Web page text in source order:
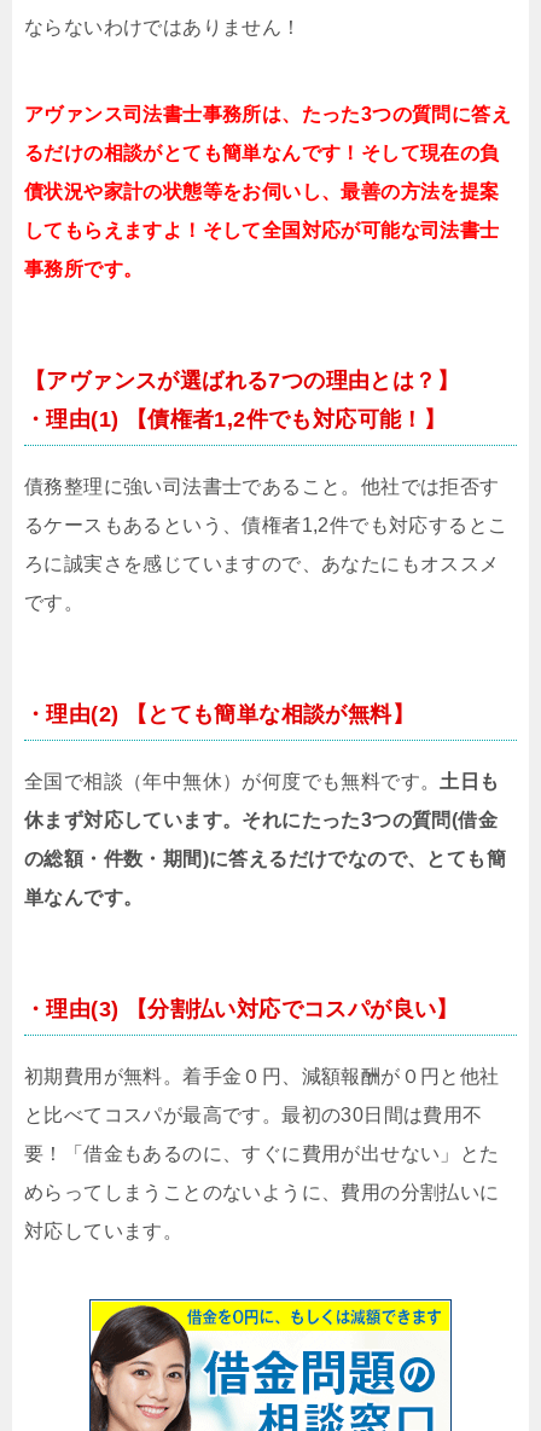
ならないわけではありません！
アヴァンス司法書士事務所は、 たった3つの質問に答え
るだけの相談がとても簡単なんです！そして現在の負
債状況や家計の状態等をお伺いし、最善の方法を提案
してもらえますよ！そして全国対応が可能な司法書士
事務所です。
【アヴァンスが選ばれる7つの理由とは？】
・理由(1) 【債権者1,2件でも対応可能！】
債務整理に強い司法書士であること。他社では拒否す
るケースもあるという、債権者1,2件でも対応するとこ
ろに誠実さを感じていますので、あなたにもオススメ
です。
・理由(2) 【とても簡単な相談が無料】
全国で相談（年中無休）が何度でも無料です。 土日も
休まず対応しています。それにたった3つの質問(借金
の総額・件数・期間)に答えるだけでなので、とても簡
単なんです。
・理由(3) 【分割払い対応でコスパが良い】
初期費用が無料。着手金０円、減額報酬が０円と他社
と比べてコスパが最高です。最初の30日間は費用不
要！「借金もあるのに、すぐに費用が出せない」とた
めらってしまうことのないように、費用の分割払いに
対応しています。